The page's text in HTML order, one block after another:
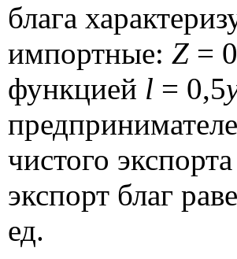
блага
импортные: Z =
функцией l = 0,5
чистого
экспорт благ
ед.